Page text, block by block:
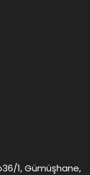
1, Gümüşhane,